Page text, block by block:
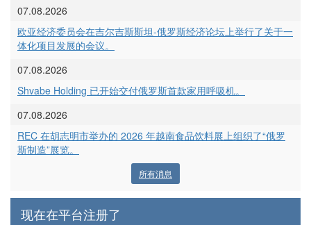
07.08.2026
欧亚经济委员会在吉尔吉斯斯坦-俄罗斯经济论坛上举行了关于一
体化项目发展的会议。
07.08.2026
Shvabe Holding 已开始交付俄罗斯首款家用呼吸机。
07.08.2026
REC 在胡志明市举办的 2026 年越南食品饮料展上组织了“俄罗
斯制造”展览。
所有消息
现在在平台注册了